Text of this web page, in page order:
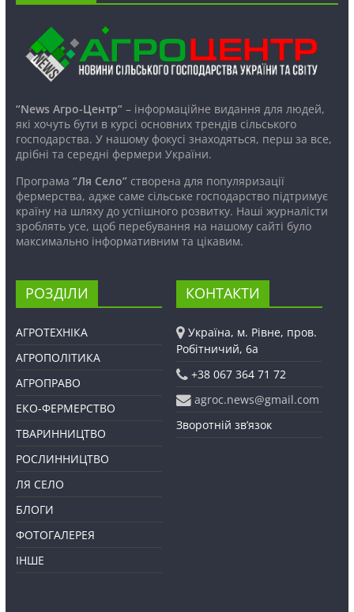
“News Агро-Центр”– інформаційне видання для людей,
які хочуть бути в курсі основних трендів сільського
господарства. У нашому фокусі знаходяться, перш за все,
дрібні та середні фермери України.
Програма “Ля Село”створена для популяризації
фермерства, адже саме сільське господарство підтримує
країну на шляху до успішного розвитку. Наші журналісти
зроблять усе, щоб перебування на нашому сайті було
максимально інформативним та цікавим.
РОЗДІЛИ
АГРОТЕХНІКА
АГРОПОЛІТИКА
АГРОПРАВО
ЕКО-ФЕРМЕРСТВО
ТВАРИННИЦТВО
РОСЛИННИЦТВО
ЛЯ СЕЛО
БЛОГИ
ФОТОГАЛЕРЕЯ
ІНШЕ
КОНТАКТИ
Україна, м. Рівне, пров.
Робітничий, 6а
+38 067 364 71 72
agroc.news@gmail.com
Зворотній зв’язок